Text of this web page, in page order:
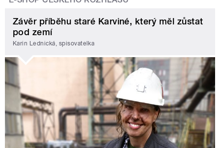
Závěr příběhu staré Karviné, který měl zůstat
pod zemí
Karin Lednická, spisovatelka